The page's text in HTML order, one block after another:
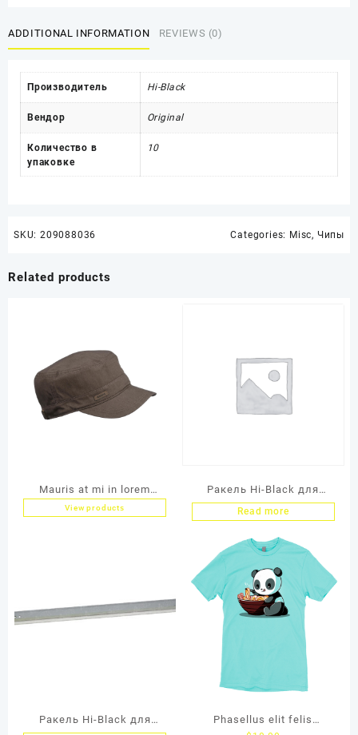
ADDITIONAL INFORMATION REVIEWS (0)
Производитель Hi-Black
Вендор Original
Количество в
упаковке
10
SKU: 209088036 Categories: Misc, Чипы
Related products
Mauris at mi in lorem
aliquet
View products
Ракель Hi-Black для
KonicaMinolta 224/227,
Read more
Ракель Hi-Black для
Phasellus elit felis